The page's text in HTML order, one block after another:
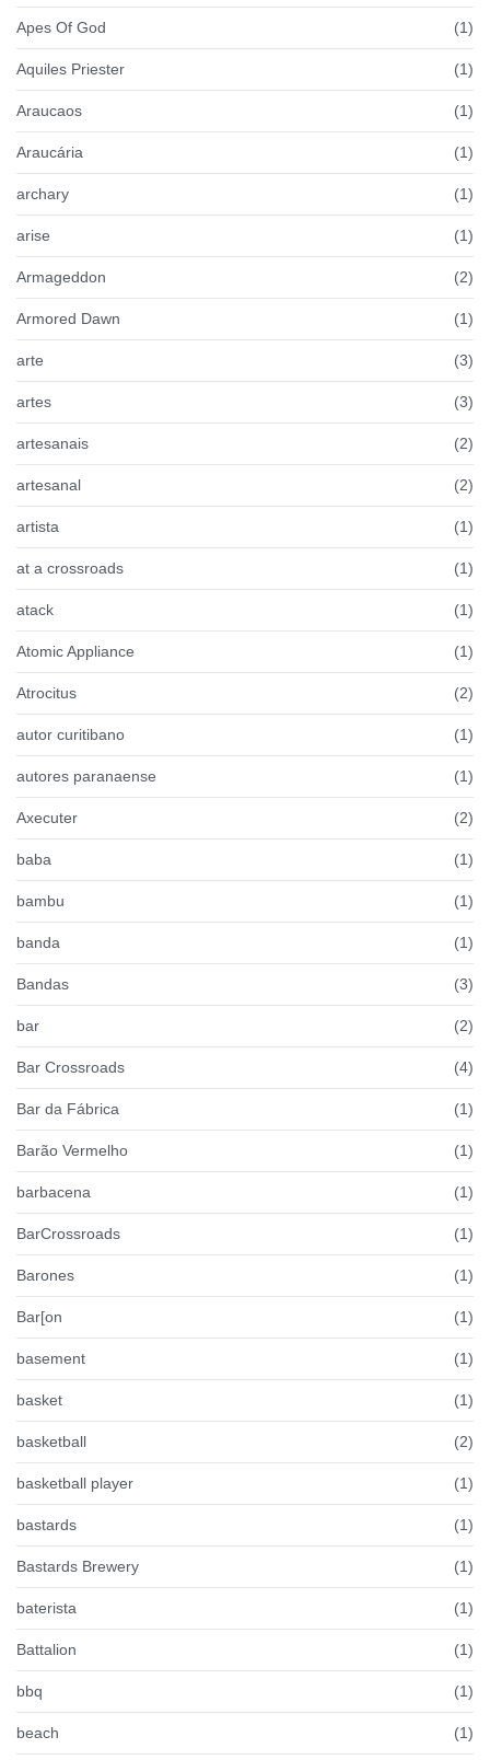
Apes Of God (1)
Aquiles Priester (1)
Araucaos (1)
Araucária (1)
archary (1)
arise (1)
Armageddon (2)
Armored Dawn (1)
arte (3)
artes (3)
artesanais (2)
artesanal (2)
artista (1)
at a crossroads (1)
atack (1)
Atomic Appliance (1)
Atrocitus (2)
autor curitibano (1)
autores paranaense (1)
Axecuter (2)
baba (1)
bambu (1)
banda (1)
Bandas (3)
bar (2)
Bar Crossroads (4)
Bar da Fábrica (1)
Barão Vermelho (1)
barbacena (1)
BarCrossroads (1)
Barones (1)
Bar[on (1)
basement (1)
basket (1)
basketball (2)
basketball player (1)
bastards (1)
Bastards Brewery (1)
baterista (1)
Battalion (1)
bbq (1)
beach (1)